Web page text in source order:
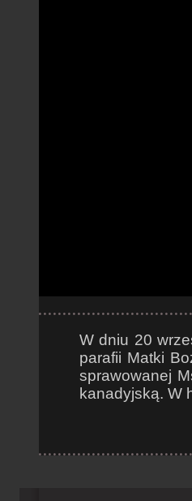
W dniu 20
parafii Matki
sprawowanej
kanadyjską. W